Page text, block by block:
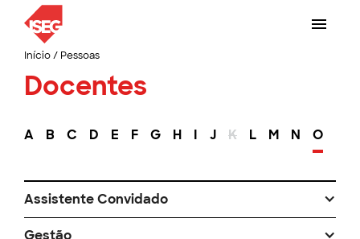
Início/ Pessoas
Docentes
A B C D E F G H I J K L M N O
Assistente Convidado
Gestão